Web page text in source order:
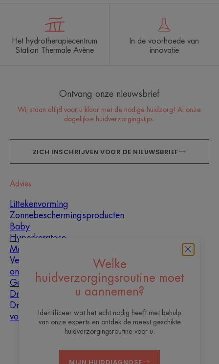
Welke
huidverzorgingsroutine moet
u aannemen?
Identificeer wat het echt nodig heeft met behulp
van onze experts en ontdek de meest geschikte
huidverzorgingsroutine voor u.
MIJN HUIDDIAGNOSE
Het hydrotherapiecentrum
Station Thermale Avène
In de voorhoede van
innovatie
Ontvang onze nieuwsbrief
Wij staan altijd voor u klaar met de nodige huidzorg! Al onze
dagelijkse huidverzorgingstips.
ZICH INSCHRIJVEN VOOR DE NIEUWSBRIEF
Advies
Littekenvorming
Zonnebeschermingsproducten
Baby
Hyperkeratose
Mannen
Vette huid met
oneffenheden
Gemengde huid
Droge huid
Droogheid en
vochtarme huid